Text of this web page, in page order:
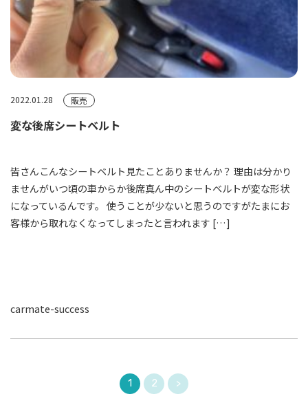
2022.01.28 販売
変な後席シートベルト
皆さんこんなシートベルト見たことありませんか？ 理由は分かり
ませんがいつ頃の車からか後席真ん中のシートベルトが変な形状
になっているんです。 使うことが少ないと思うのですがたまにお
客様から取れなくなってしまったと言われます […]
carmate-success
1 2 >